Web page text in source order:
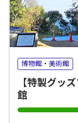
博物館・美術館
【特製グッ
館